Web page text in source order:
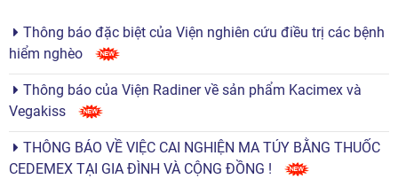
Thông báo đặc biệt của Viện nghiên cứu điều trị các bệnh
hiểm nghèo
Thông báo của Viện Radiner về sản phẩm Kacimex và
Vegakiss
THÔNG BÁO VỀ VIỆC CAI NGHIỆN MA TÚY BẰNG THUỐC
CEDEMEX TẠI GIA ĐÌNH VÀ CỘNG ĐỒNG !